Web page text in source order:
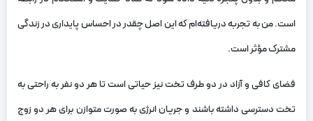
است. من به تجربه دریافته‌ام که این اصل چقدر در احساس پایداری در زندگی
مشترک مؤثر است.
فضای کافی و آزاد در دو طرف تخت نیز حیاتی است تا هر دو نفر به راحتی به
تخت دسترسی داشته باشند و جریان انرژی به صورت متوازن برای هر دو زوج